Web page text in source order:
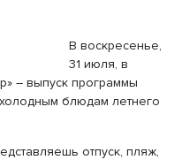
В воскресенье,
31 июля, в
– выпуск программы
блюдам летнего
отпуск, пляж,